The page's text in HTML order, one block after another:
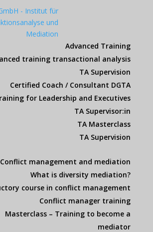
Advanced Training
training transactional analysis
TA Supervision
Certified Coach / Consultant DGTA
for Leadership and Executives
TA Supervisor:in
TA Masterclass
TA Supervision
Conflict management and mediation
What is diversity mediation?
course in conflict management
Conflict manager training
Masterclass – Training to become a
mediator